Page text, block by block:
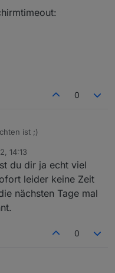
0
ist ;)
thing/property/set
auch von meinem mqqt
Topic subscriben und
14:13
du dir ja echt viel
leider keine Zeit
nächsten Tage mal
0